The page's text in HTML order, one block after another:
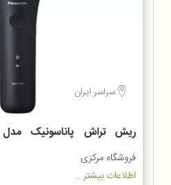
سراسر ایران
LT2B
فروشگاه مرکزی
اطلاعات بیشتر...